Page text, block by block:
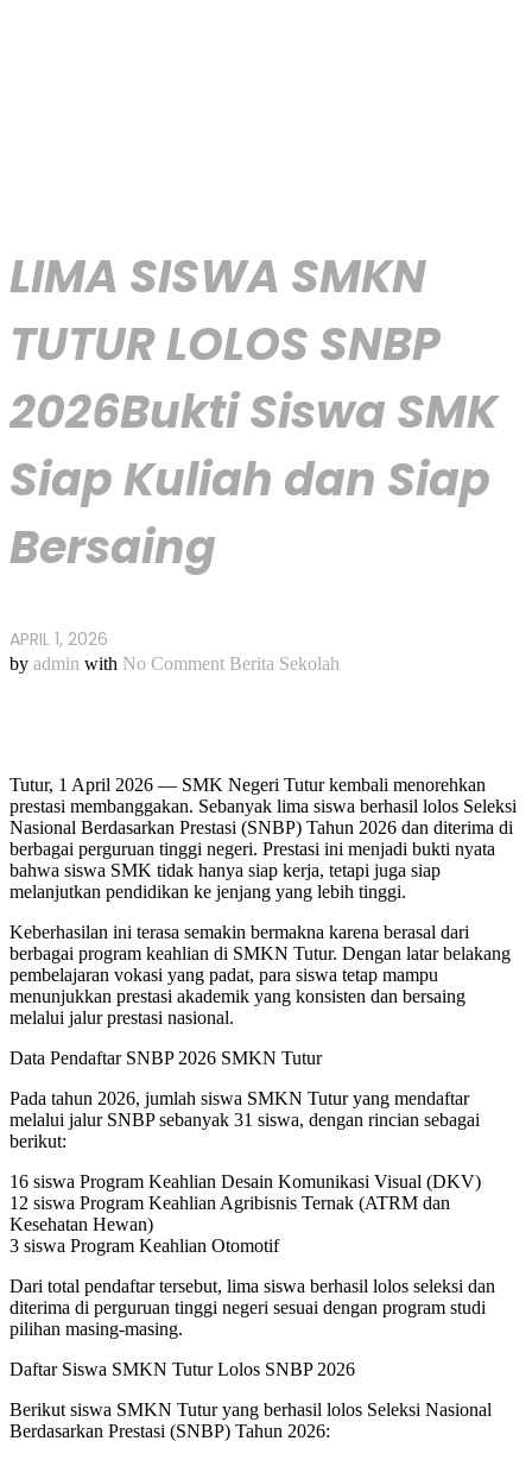
LIMA SISWA SMKN
TUTUR LOLOS SNBP
2026Bukti Siswa SMK
Siap Kuliah dan Siap
Bersaing
APRIL 1, 2026
by admin with No Comment Berita Sekolah
Tutur, 1 April 2026 — SMK Negeri Tutur kembali menorehkan
prestasi membanggakan. Sebanyak lima siswa berhasil lolos Seleksi
Nasional Berdasarkan Prestasi (SNBP) Tahun 2026 dan diterima di
berbagai perguruan tinggi negeri. Prestasi ini menjadi bukti nyata
bahwa siswa SMK tidak hanya siap kerja, tetapi juga siap
melanjutkan pendidikan ke jenjang yang lebih tinggi.
Keberhasilan ini terasa semakin bermakna karena berasal dari
berbagai program keahlian di SMKN Tutur. Dengan latar belakang
pembelajaran vokasi yang padat, para siswa tetap mampu
menunjukkan prestasi akademik yang konsisten dan bersaing
melalui jalur prestasi nasional.
Data Pendaftar SNBP 2026 SMKN Tutur
Pada tahun 2026, jumlah siswa SMKN Tutur yang mendaftar
melalui jalur SNBP sebanyak 31 siswa, dengan rincian sebagai
berikut:
16 siswa Program Keahlian Desain Komunikasi Visual (DKV)
12 siswa Program Keahlian Agribisnis Ternak (ATRM dan
Kesehatan Hewan)
3 siswa Program Keahlian Otomotif
Dari total pendaftar tersebut, lima siswa berhasil lolos seleksi dan
diterima di perguruan tinggi negeri sesuai dengan program studi
pilihan masing-masing.
Daftar Siswa SMKN Tutur Lolos SNBP 2026
Berikut siswa SMKN Tutur yang berhasil lolos Seleksi Nasional
Berdasarkan Prestasi (SNBP) Tahun 2026: